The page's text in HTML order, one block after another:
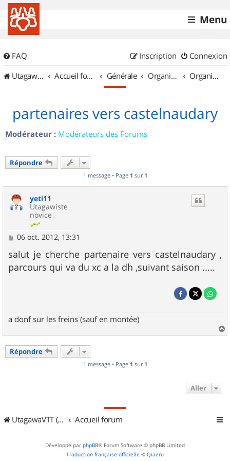
Menu
FAQ Connexion
Inscription
UtagawaVTT (Randos VTT et VTTAE avec traces GPS)
Accueil forum Générale Organisation de sorties & Recherche de partenaires Organisation de sorties en région Languedoc Roussillon
partenaires vers castelnaudary
Modérateur : Modérateurs des Forums
Répondre
1 message • Page 1 sur 1
yeti11
Utagawiste
novice
M
s
s
a
06 oct. 2012, 13:31
salut je cherche partenaire vers castelnaudary ,
parcours qui va du xc a la dh ,suivant saison .....
a donf sur les freins (sauf en montée)
a
Répondre
1 message • Page 1 sur 1
Aller
UtagawaVTT (Randos VTT et VTTAE avec traces GPS) Accueil forum
Développé par phpBB® Forum Software © phpBB Limited
Traduction française officielle © Qiaeru